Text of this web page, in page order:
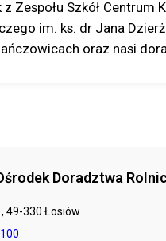
z Zespołu Szkół Centrum
im. ks. dr Jana
oraz nasi
Doradztwa
49-330 Łosiów